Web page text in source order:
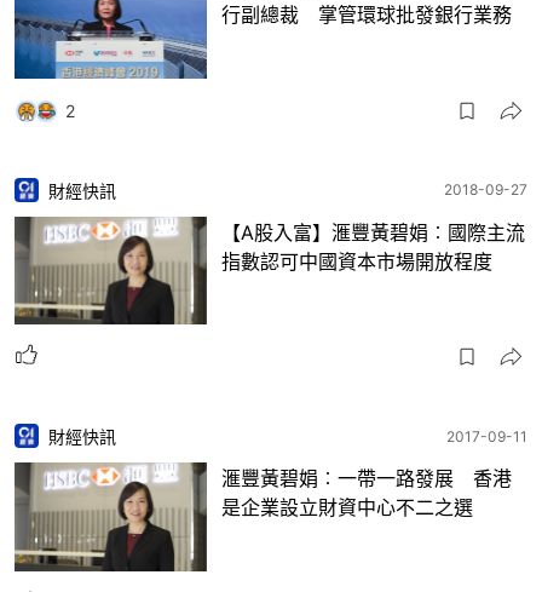
行副總裁 掌管環球批發銀行業務
2
財經快訊 2018-09-27
【A股入富】滙豐黃碧娟︰國際主流
指數認可中國資本市場開放程度
財經快訊 2017-09-11
滙豐黃碧娟︰一帶一路發展 香港
是企業設立財資中心不二之選